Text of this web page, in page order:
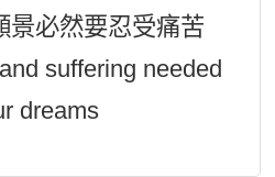
景必然要忍受痛苦
suffering needed
dreams